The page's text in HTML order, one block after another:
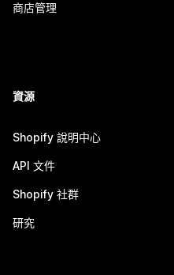
商店管理
資源
Shopify 說明中心
API 文件
Shopify 社群
研究